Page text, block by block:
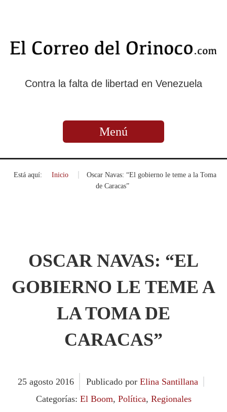
Contra la falta de libertad en Venezuela
Menú
Está aquí: Inicio
Oscar Navas: “El gobierno le teme a la Toma
de Caracas”
OSCAR NAVAS: “EL
GOBIERNO LE TEME A
LA TOMA DE
CARACAS”
25 agosto 2016 Publicado por Elina Santillana
Categorías: El Boom, Política, Regionales